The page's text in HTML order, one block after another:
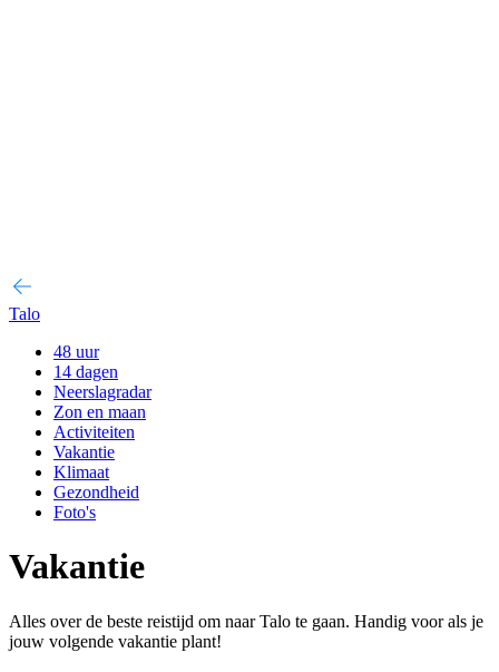
Talo
48 uur
14 dagen
Neerslagradar
Zon en maan
Activiteiten
Vakantie
Klimaat
Gezondheid
Foto's
Vakantie
Alles over de beste reistijd om naar Talo te gaan. Handig voor als je
jouw volgende vakantie plant!